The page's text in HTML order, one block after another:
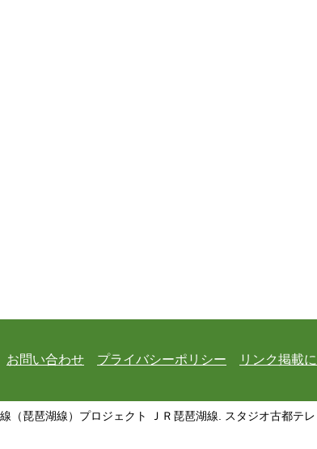
お問い合わせ プライバシーポリシー リンク掲載
（琵琶湖線）プロジェクト ＪＲ琵琶湖線. スタジオ古都テ